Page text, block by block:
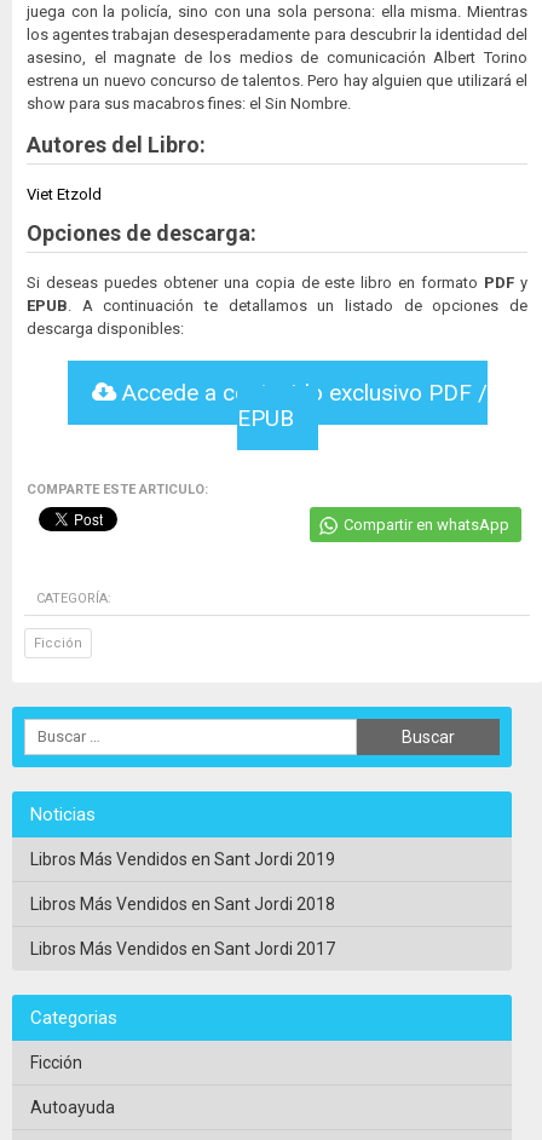
juega con la policía, sino con una sola persona: ella misma. Mientras
los agentes trabajan desesperadamente para descubrir la identidad del
asesino, el magnate de los medios de comunicación Albert Torino
estrena un nuevo concurso de talentos. Pero hay alguien que utilizará el
show para sus macabros fines: el Sin Nombre.
Autores del Libro:
Viet Etzold
Opciones de descarga:
Si deseas puedes obtener una copia de este libro en formato PDF y
EPUB . A continuación te detallamos un listado de opciones de
descarga disponibles:
Accede a contenido exclusivo PDF /
EPUB
COMPARTE ESTE ARTICULO:
Compartir en whatsApp
CATEGORÍA:
Ficción
Noticias
Libros Más Vendidos en Sant Jordi 2019
Libros Más Vendidos en Sant Jordi 2018
Libros Más Vendidos en Sant Jordi 2017
Categorias
Ficción
Autoayuda